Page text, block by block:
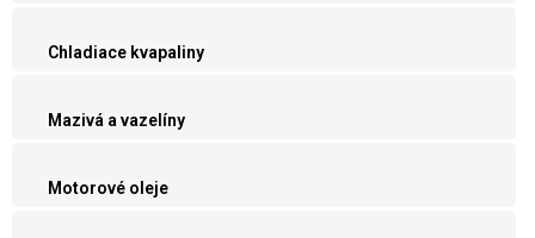
Chladiace kvapaliny
Mazivá a vazelíny
Motorové oleje